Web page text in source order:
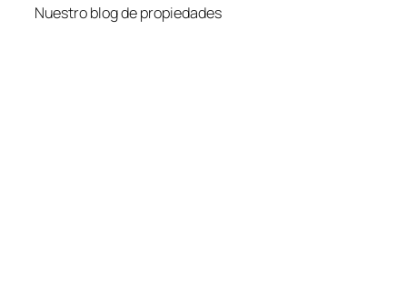
Nuestro blog de propiedades